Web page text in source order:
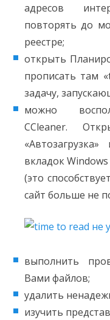
адресов
повторять до
реестре;
открыть
прописать там
задачу,
можно
CCleaner.
вкладок
(это
сайт больше не
выполнить
Вами файлов;
удалить
изучить